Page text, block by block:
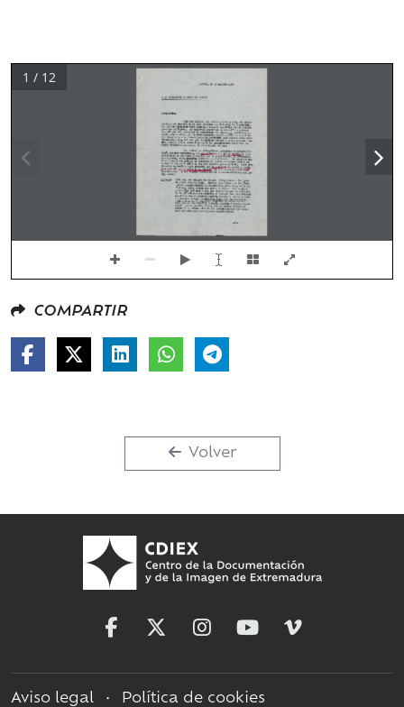
1 / 12
COMPARTIR
Volver
Aviso legal • Política de cookies